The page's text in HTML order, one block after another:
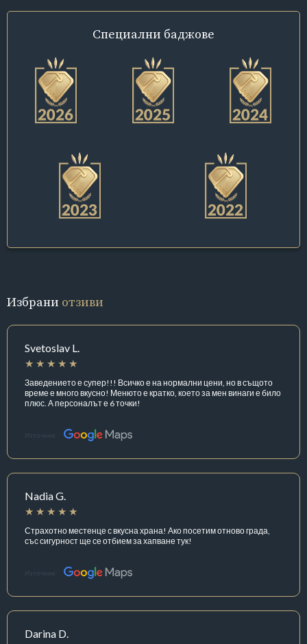
Специални баджове
Избрани отзиви
Svetoslav L.
Заведението е супер!!! Всичко е на нормални цени, но в същото
време е много вкусно! Менюто е кратко, което за мен винаги е било
плюс. А персоналът е 6 точки!
Източник:
Nadia G.
Страхотно местенце с вкусна храна! Ако посетим отново града,
със сигурност ще се отбием за хапване тук!
Източник:
Darina D.